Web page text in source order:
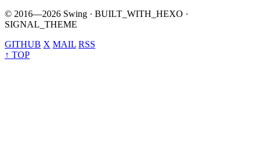
© 2016—2026 Swing · BUILT_WITH_HEXO ·
SIGNAL_THEME
GITHUB X MAIL RSS
↑ TOP